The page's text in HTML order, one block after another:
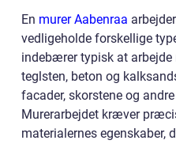
En murer Aabenraa
vedligeholde forskellige
indebærer typisk at
teglsten, beton og
facader, skorstene og
Murerarbejdet kræver
materialernes egenskaber,